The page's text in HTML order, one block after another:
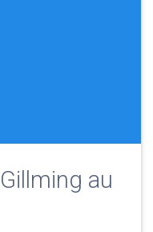
au